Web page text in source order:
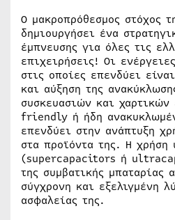
Ο μακροπρόθεσμος στόχος
δημιουργήσει ένα
έμπνευσης για όλες τις
επιχειρήσεις! Οι
στις οποίες επενδύει
και αύξηση της
συσκευασιών και χαρτικών
friendly ή ήδη
επενδύει στην ανάπτυξη
στα προϊόντα της. Η χρήση
(supercapacitors ή
της συμβατικής μπαταρίας
σύγχρονη και εξελιγμένη
ασφαλείας της.